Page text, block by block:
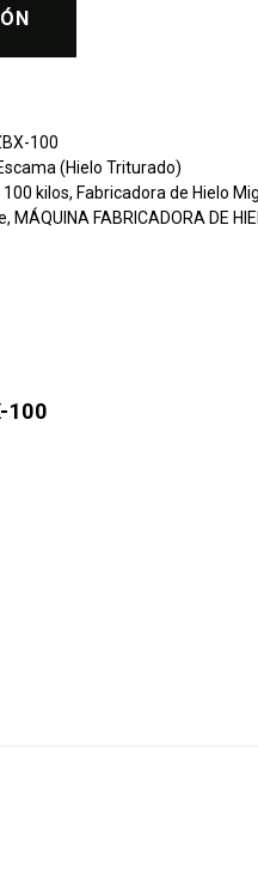
Migsa ZBX-100
100
(Hielo Triturado)
kilos, Fabricadora de Hielo
, MÁQUINA FABRICADORA DE
100